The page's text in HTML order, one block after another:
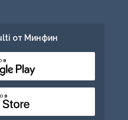
от Минфин
в
в